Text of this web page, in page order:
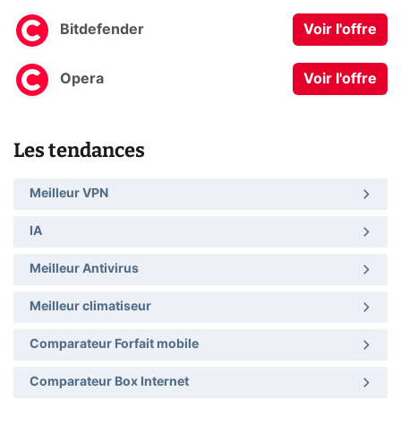
Bitdefender Voir l'offre
Opera Voir l'offre
Les tendances
Meilleur VPN
IA
Meilleur Antivirus
Meilleur climatiseur
Comparateur Forfait mobile
Comparateur Box Internet